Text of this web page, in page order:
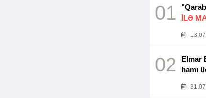
01
İLƏ
02
Elmar
hamı